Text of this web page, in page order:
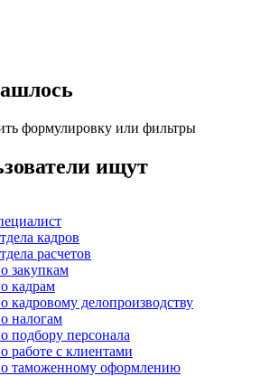
формулировку или фильтры
ищут
кадров
расчетов
закупкам
кадрам
кадровому делопроизводству
налогам
подбору персонала
работе с клиентами
таможенному оформлению